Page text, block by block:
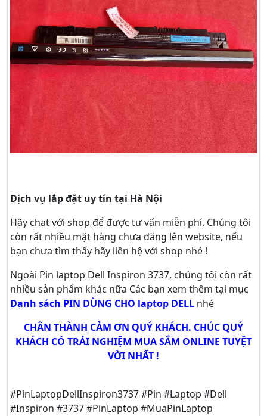
Dịch vụ lắp đặt uy tín tại Hà Nội
Hãy chatvới shop để được tư vấn miễn phí. Chúng tôi
còn rất nhiều mặt hàng chưa đăng lên website, nếu
bạn chưa tìm thấy hãy liên hệ với shop nhé !
Ngoài Pin laptop Dell Inspiron 3737, chúng tôi còn rất
nhiều sản phẩm khác nữa Các bạn xem thêm tại mục
Danh sách PIN DÙNG CHO laptop DELL nhé
CHÂN THÀNH CẢM ƠN QUÝ KHÁCH. CHÚC QUÝ
KHÁCH CÓ TRẢI NGHIỆM MUA SẮM ONLINE TUYỆT
VỜI NHẤT !
#PinLaptopDellInspiron3737 #Pin #Laptop #Dell
#Inspiron #3737 #PinLaptop #MuaPinLaptop